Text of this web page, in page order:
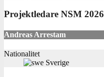
Projektledare NSM 2026
Andreas Arrestam
Nationalitet
Sverige